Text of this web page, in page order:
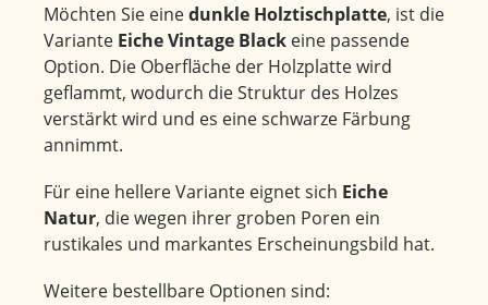
Möchten Sie einedunkle Holztischplatte, ist die
Variante Eiche Vintage Black eine passende
Option. Die Oberfläche der Holzplatte wird
geflammt, wodurch die Struktur des Holzes
verstärkt wird und es eine schwarze Färbung
annimmt.
Für eine hellere Variante eignet sich Eiche
Natur, die wegen ihrer groben Poren ein
rustikales und markantes Erscheinungsbild hat.
Weitere bestellbare Optionen sind: